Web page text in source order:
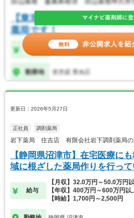
更新日：2026年5月27日
正社員 調剤薬局
岩下薬局 住吉店 有限会社岩下調剤薬局の
【静岡県沼津市】在宅医療に
域に根ざした薬局作りを行って
給与
【月収】32.0万円～50.0万円
【年収】400万円～600万円
【時給】1,700円～2,500円